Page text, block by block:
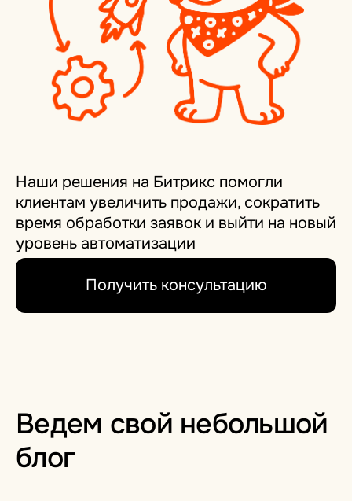
Наши решения на Битрикс помогли
клиентам увеличить продажи, сократить
время обработки заявок и выйти на новый
уровень автоматизации
Получить консультацию
Ведем свой небольшой
блог